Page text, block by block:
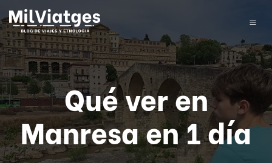
Qué ver en
Manresa en 1 día